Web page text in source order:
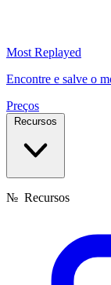
Most Replayed
Encontre e salve o
Preços
Recursos
№ Recursos